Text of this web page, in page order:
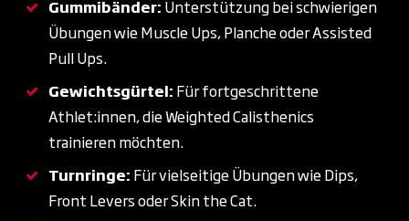
Gummibänder: Unterstützung bei schwierigen
Übungen wie Muscle Ups, Planche oder Assisted
Pull Ups.
Gewichtsgürtel: Für fortgeschrittene
Athlet:innen, die Weighted Calisthenics
trainieren möchten.
Turnringe: Für vielseitige Übungen wie Dips,
Front Levers oder Skin the Cat.